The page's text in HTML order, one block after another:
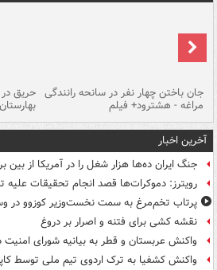
جان باختن چهار نفر در سانحه رانندگی
مراغه - هشترود+ فیلم
حریق
بهارستان
آخرین اخبار
جنگ ایران ده‌ها هزار شغل را در آمریکا از بین
رویترز: دموکرات‌ها قصد انجام تحقیقات علیه
پرتاب تخم‌مرغ به سمت نخست‌وزیر کوزوو در
نقشه کشی برای فتنه و اصرار بر دروغ
واکنش عربستان و قطر به بیانیه شورای امنیت
واکنش کشفیا به ترک اردوی تیم ملی توسط